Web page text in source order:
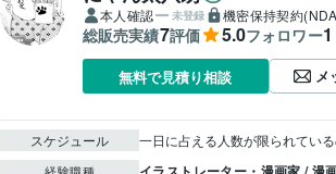
本人確認 未登録 機密保持契約
総販売実績7評価 5.0フォロワー1
無料で見積り相談 メ
スケジュール 一日に占える人数が限られてい